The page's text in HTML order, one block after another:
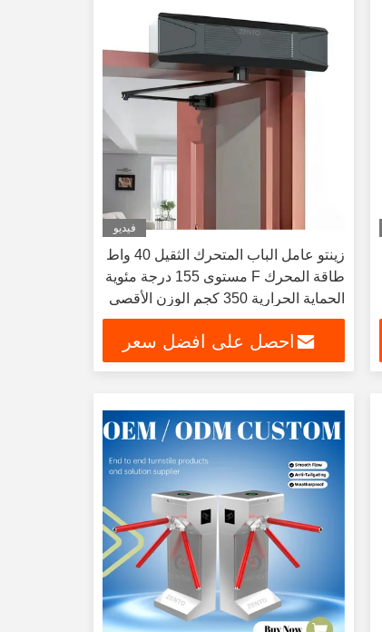
فيديو
زينتو عامل الباب المتحرك الثقيل 40 واط
طاقة المحرك F مستوى 155 درجة مئوية
الحماية الحرارية 350 كجم الوزن الأقصى
للاستخدام التجاري
احصل على افضل سعر